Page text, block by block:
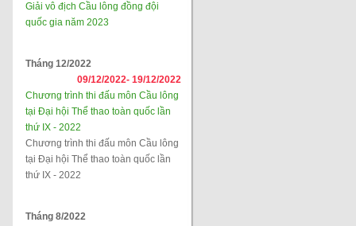
Giải vô địch Cầu lông đồng đội
quốc gia năm 2023
Tháng 12/2022
09/12/2022- 19/12/2022
Chương trình thi đấu môn Cầu lông
tại Đại hội Thể thao toàn quốc lần
thứ IX - 2022
Chương trình thi đấu môn Cầu lông
tại Đại hội Thể thao toàn quốc lần
thứ IX - 2022
Tháng 8/2022